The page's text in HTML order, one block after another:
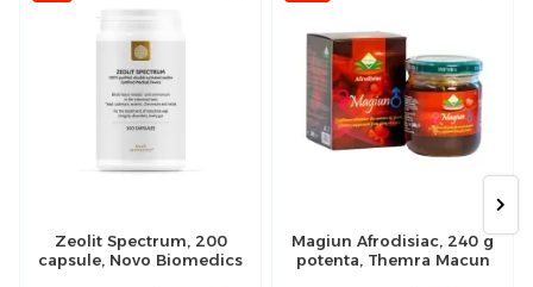
Zeolit Spectrum, 200
capsule, Novo Biomedics
Magiun Afrodisiac, 240 g
potenta, Themra Macun